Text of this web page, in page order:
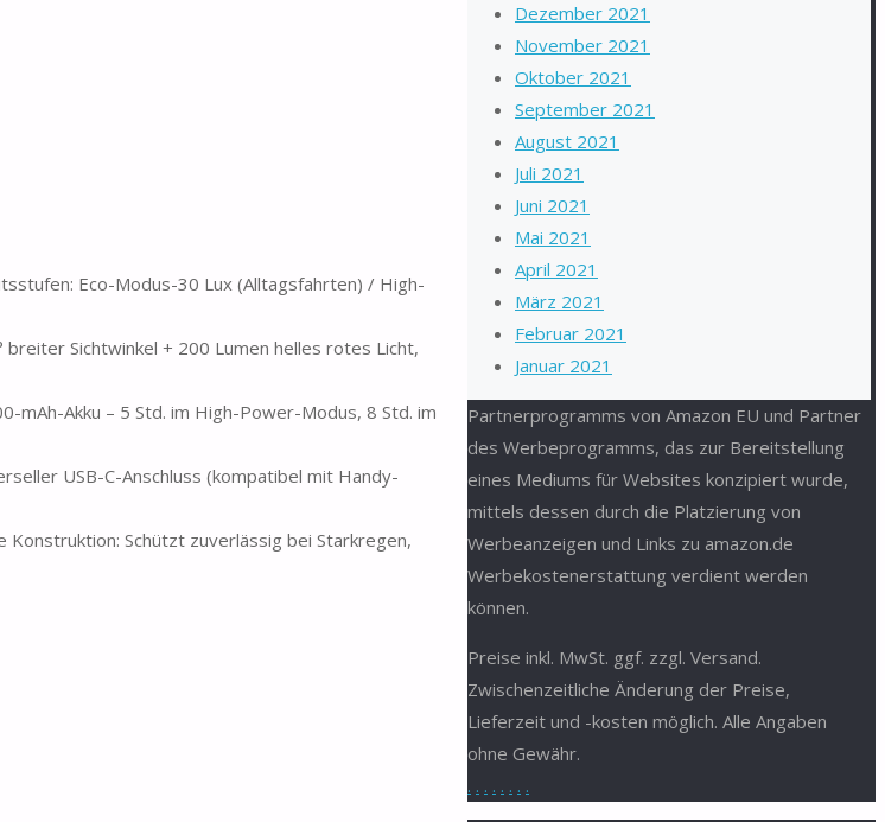
Eco-Modus-30 Lux (Alltagsfahrten) / High-
breiter Sichtwinkel + 200 Lumen helles rotes Licht,
mAh-Akku – 5 Std. im High-Power-Modus, 8 Std. im
USB-C-Anschluss (kompatibel mit Handy-
Schützt zuverlässig bei Starkregen,
Dezember 2021
November 2021
Oktober 2021
September 2021
August 2021
Juli 2021
Juni 2021
Mai 2021
April 2021
März 2021
Februar 2021
Januar 2021
Partnerprogramms von Amazon EU und Partner
des Werbeprogramms, das zur Bereitstellung
eines Mediums für Websites konzipiert wurde,
mittels dessen durch die Platzierung von
Werbeanzeigen und Links zu amazon.de
Werbekostenerstattung verdient werden
können.
Preise inkl. MwSt. ggf. zzgl. Versand.
Zwischenzeitliche Änderung der Preise,
Lieferzeit und -kosten möglich. Alle Angaben
ohne Gewähr.
. . . . . . . .